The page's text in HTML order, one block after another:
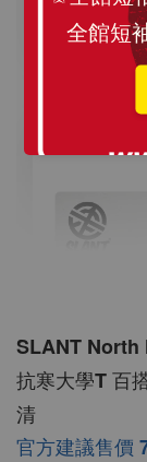
全館短
素面圓領T
SLANT North
抗寒大學T 百
清
官方建議售價